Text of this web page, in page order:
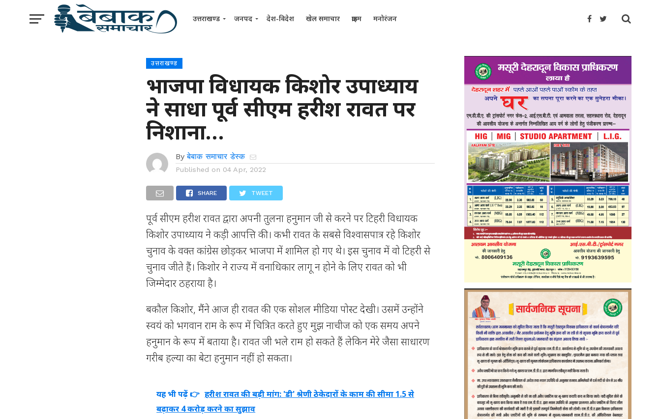
उत्तराखण्ड जनपद देश-विदेश खेल समाचार क्राइम मनोरंजन
उत्तराखण्ड
भाजपा विधायक किशोर उपाध्याय
ने साधा पूर्व सीएम हरीश रावत पर
निशाना…
By बेबाक समाचार डेस्क
Published on 04 Apr, 2022
SHARE TWEET
पूर्व सीएम हरीश रावत द्वारा अपनी तुलना हनुमान जी से करने पर टिहरी विधायक
किशोर उपाध्याय ने कड़ी आपत्ति की। कभी रावत के सबसे विश्वासपात्र रहे किशोर
चुनाव के वक्त कांग्रेस छोड़कर भाजपा में शामिल हो गए थे। इस चुनाव में वो टिहरी से
चुनाव जीते हैं। किशोर ने राज्य में वनाधिकार लागू न होने के लिए रावत को भी
जिम्मेदार ठहराया है।
बकौल किशोर, मैंने आज ही रावत की एक सोशल मीडिया पोस्ट देखी। उसमें उन्होंने
स्वयं को भगवान राम के रूप में चित्रित करते हुए मुझ नाचीज को एक समय अपने
हनुमान के रूप में बताया है। रावत जी भले राम हो सकते हैं लेकिन मेरे जैसा साधारण
गरीब हल्या का बेटा हनुमान नहीं हो सकता।
यह भी पढ़ें 👉 हरीश रावत की बड़ी मांग: 'डी' श्रेणी ठेकेदारों के काम की सीमा 1.5 से
बढ़ाकर 4 करोड़ करने का सुझाव